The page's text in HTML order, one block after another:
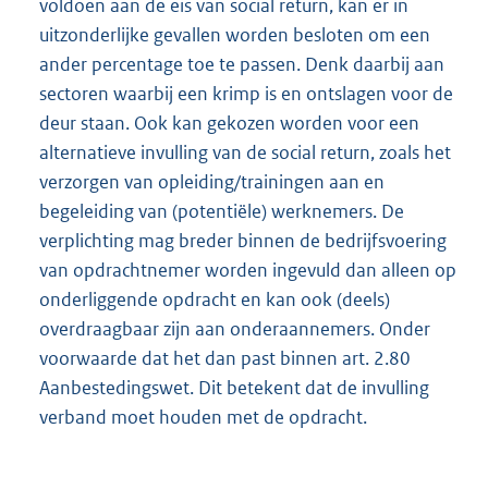
voldoen aan de eis van social return, kan er in
uitzonderlijke gevallen worden besloten om een
ander percentage toe te passen. Denk daarbij aan
sectoren waarbij een krimp is en ontslagen voor de
deur staan. Ook kan gekozen worden voor een
alternatieve invulling van de social return, zoals het
verzorgen van opleiding/trainingen aan en
begeleiding van (potentiële) werknemers. De
verplichting mag breder binnen de bedrijfsvoering
van opdrachtnemer worden ingevuld dan alleen op
onderliggende opdracht en kan ook (deels)
overdraagbaar zijn aan onderaannemers. Onder
voorwaarde dat het dan past binnen art. 2.80
Aanbestedingswet. Dit betekent dat de invulling
verband moet houden met de opdracht.